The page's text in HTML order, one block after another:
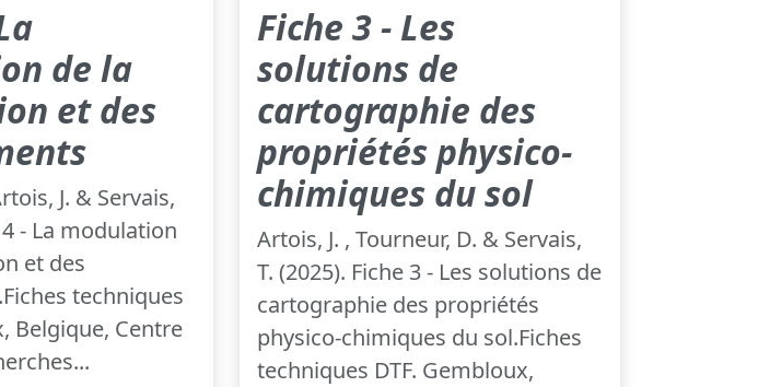
de la
et des
J. & Servais,
4 - La modulation
et des
techniques
Belgique, Centre
Fiche 3 - Les
solutions de
cartographie des
propriétés physico-
chimiques du sol
Artois, J. , Tourneur, D. & Servais,
T. (2025). Fiche 3 - Les solutions de
cartographie des propriétés
physico-chimiques du sol.Fiches
techniques DTF. Gembloux,